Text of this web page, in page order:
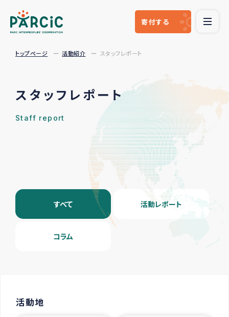
寄付する
トップページ 活動紹介 スタッフレポート
スタッフレポート
Staff report
すべて 活動レポート
コラム
活動地